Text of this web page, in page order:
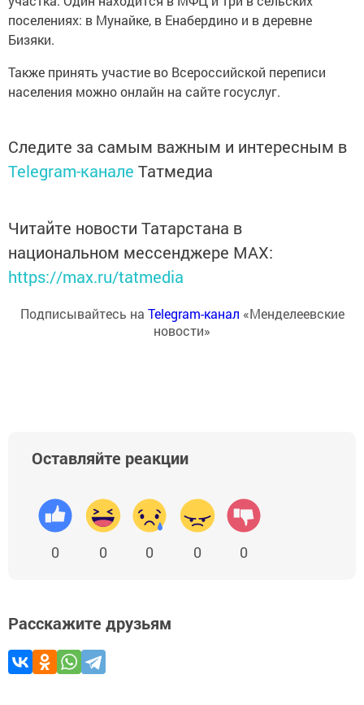
поселениях: в Мунайке, в Енабердино и в деревне
Бизяки.
Также принять участие во Всероссийской переписи
населения можно онлайн на сайте госуслуг.
Следите за самым важным и интересным в
Telegram-канале Татмедиа
Читайте новости Татарстана в
национальном мессенджере MАХ:
https://max.ru/tatmedia
Подписывайтесь на Telegram-канал «Менделеевские
новости»
Оставляйте реакции
0 0 0 0 0
Расскажите друзьям